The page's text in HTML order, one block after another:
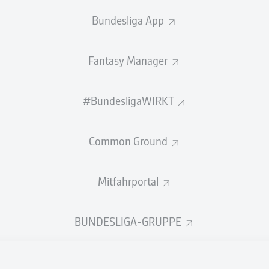
Bundesliga App
Fantasy Manager
#BundesligaWIRKT
Common Ground
Mitfahrportal
BUNDESLIGA-GRUPPE